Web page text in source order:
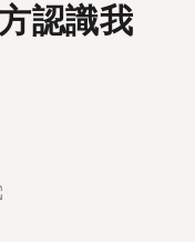
認識我